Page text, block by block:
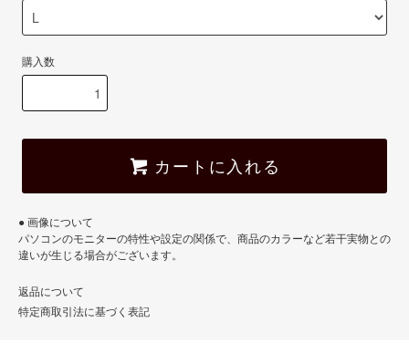
購入数
カートに入れる
● 画像について
パソコンのモニターの特性や設定の関係で、商品のカラーなど若干実物との
違いが生じる場合がございます。
返品について
特定商取引法に基づく表記